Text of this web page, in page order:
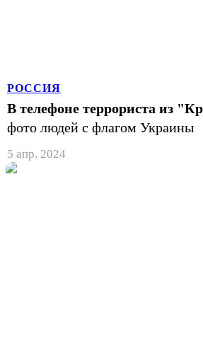
РОССИЯ
В телефоне террориста из
фото людей с флагом Украины
5 апр. 2024